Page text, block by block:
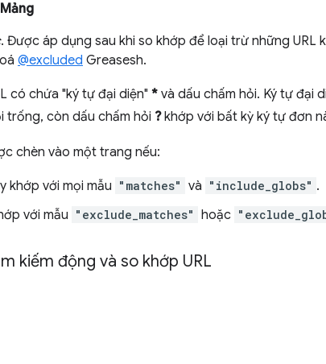
. Được áp dụng sau khi so khớp để loại trừ những URL
@excluded Greasesh.
có chứa "ký tự đại diện" * và dấu chấm hỏi. Ký tự đại
trống, còn dấu chấm hỏi ?khớp với bất kỳ ký tự đơn
chèn vào một trang nếu:
khớp với mọi mẫu "matches" và "include_globs" .
với mẫu "exclude_matches" hoặc
kiếm động và so khớp URL